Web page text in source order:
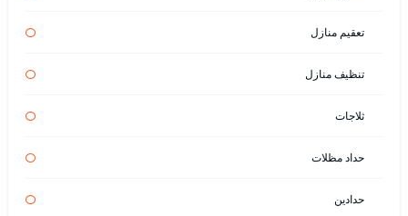
تعقيم منازل
تنظيف منازل
ثلاجات
حداد مظلات
حدادين